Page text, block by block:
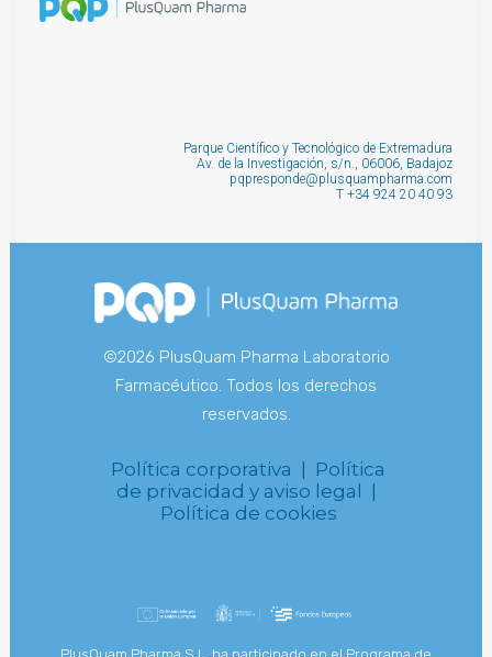
Parque Científico y Tecnológico de Extremadura
Av. de la Investigación, s/n., 06006, Badajoz
pqpresponde@plusquampharma.com
T +34 924 20 40 93
©2026 PlusQuam Pharma Laboratorio
Farmacéutico. Todos los derechos
reservados.
Política corporativa | Política
de privacidad y aviso legal |
Política de cookies